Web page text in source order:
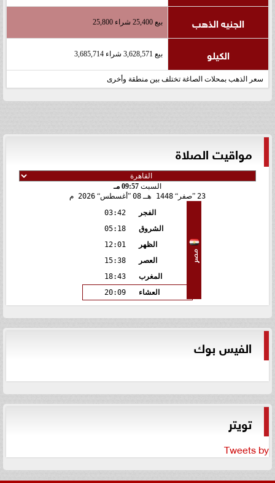
الجنيه الذهب بيع 25,400 شراء 25,800
الكيلو بيع 3,628,571 شراء 3,685,714
سعر الذهب بمحلات الصاغة تختلف بين منطقة وأخرى
مواقيت الصلاة
السبت 09:57 مـ
23 صفر 1448 هـ 08 أغسطس 2026 م
مصر
الفجر
03:42
الشروق
05:18
الظهر
12:01
العصر
15:38
المغرب
18:43
العشاء
20:09
الفيس بوك
تويتر
Tweets by